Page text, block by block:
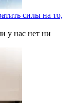
силы на то,
у нас нет ни